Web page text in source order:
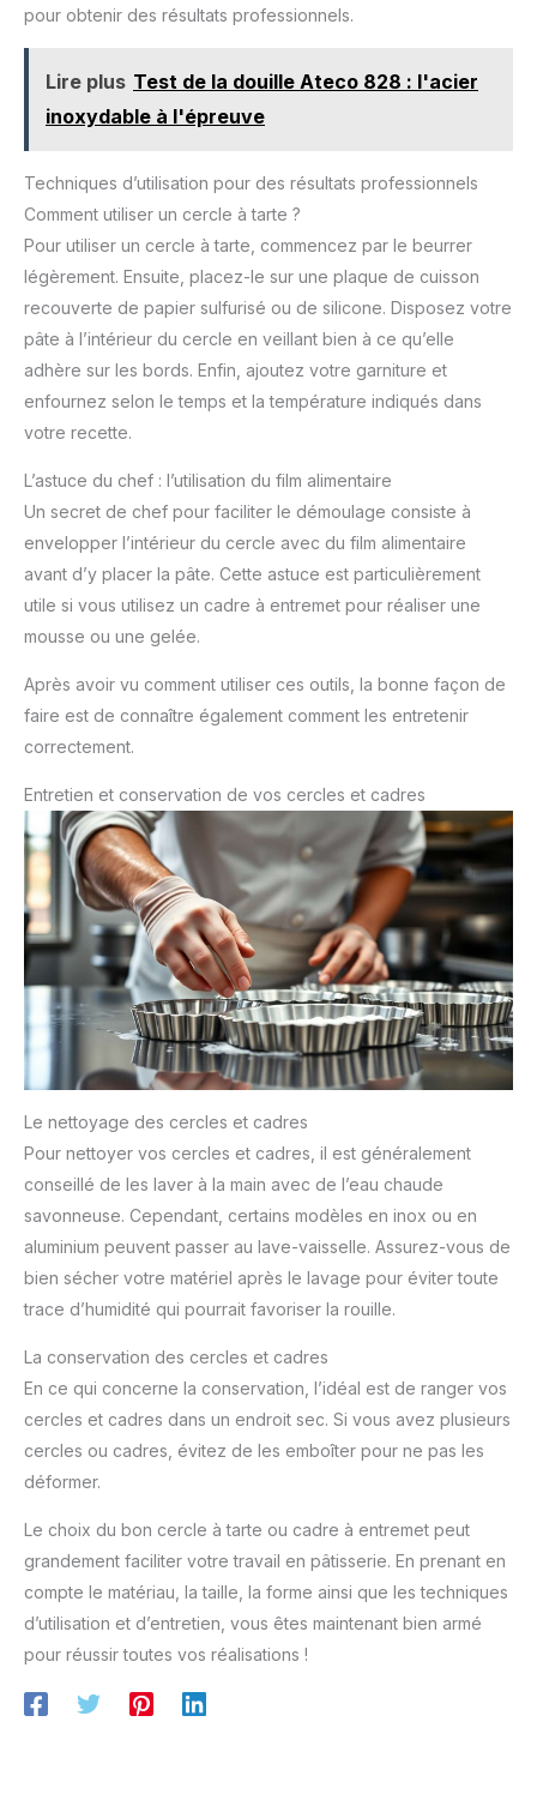
également le démoulage,
permettant de présenter vos
: Le cercle à tarte perforé rond
en inox De Buyer passe au
surgélateur, congélateur et
assurant ainsi une distribution homogène de la chaleur.
Cela permet d'obtenir une cuisson parfaitement maîtrisée,
des petits gâteaux, tels que les entremets. Sa forme facilite
également le démoulage, permettant de présenter vos
créations pâtissières avec élégance et facilité. PRATIQUE :
Le cercle à tarte perforé en inox De Buyer passe au
pour obtenir des résultats professionnels.
Lire plus Test de la douille Ateco 828 : l'acier
inoxydable à l'épreuve
Techniques d’utilisation pour des résultats professionnels
Comment utiliser un cercle à tarte ?
Pour utiliser un cercle à tarte, commencez par le beurrer
légèrement. Ensuite, placez-le sur une plaque de cuisson
recouverte de papier sulfurisé ou de silicone. Disposez votre
pâte à l’intérieur du cercle en veillant bien à ce qu’elle
adhère sur les bords. Enfin, ajoutez votre garniture et
enfournez selon le temps et la température indiqués dans
votre recette.
L’astuce du chef : l’utilisation du film alimentaire
Un secret de chef pour faciliter le démoulage consiste à
envelopper l’intérieur du cercle avec du film alimentaire
avant d’y placer la pâte. Cette astuce est particulièrement
utile si vous utilisez un cadre à entremet pour réaliser une
mousse ou une gelée.
Après avoir vu comment utiliser ces outils, la bonne façon de
faire est de connaître également comment les entretenir
correctement.
Entretien et conservation de vos cercles et cadres
Le nettoyage des cercles et cadres
Pour nettoyer vos cercles et cadres, il est généralement
conseillé de les laver à la main avec de l’eau chaude
savonneuse. Cependant, certains modèles en inox ou en
aluminium peuvent passer au lave-vaisselle. Assurez-vous de
bien sécher votre matériel après le lavage pour éviter toute
trace d’humidité qui pourrait favoriser la rouille.
La conservation des cercles et cadres
En ce qui concerne la conservation, l’idéal est de ranger vos
cercles et cadres dans un endroit sec. Si vous avez plusieurs
cercles ou cadres, évitez de les emboîter pour ne pas les
déformer.
Le choix du bon cercle à tarte ou cadre à entremet peut
grandement faciliter votre travail en pâtisserie. En prenant en
compte le matériau, la taille, la forme ainsi que les techniques
d’utilisation et d’entretien, vous êtes maintenant bien armé
pour réussir toutes vos réalisations !